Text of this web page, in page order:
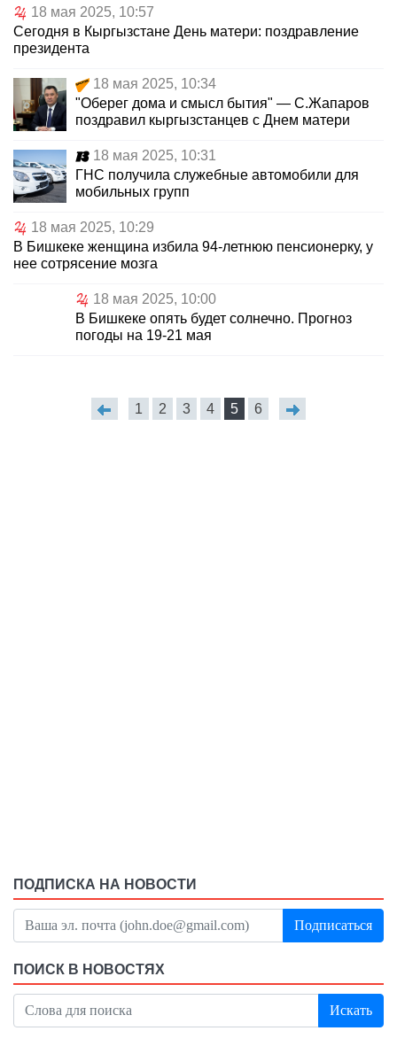
18 мая 2025, 10:57
Сегодня в Кыргызстане День матери: поздравление
президента
18 мая 2025, 10:34
"Оберег дома и смысл бытия" — С.Жапаров
поздравил кыргызстанцев с Днем матери
18 мая 2025, 10:31
ГНС получила служебные автомобили для
мобильных групп
18 мая 2025, 10:29
В Бишкеке женщина избила 94-летнюю пенсионерку, у
нее сотрясение мозга
18 мая 2025, 10:00
В Бишкеке опять будет солнечно. Прогноз
погоды на 19-21 мая
1 2 3 4 5 6
ПОДПИСКА НА НОВОСТИ
Подписаться
ПОИСК В НОВОСТЯХ
Искать